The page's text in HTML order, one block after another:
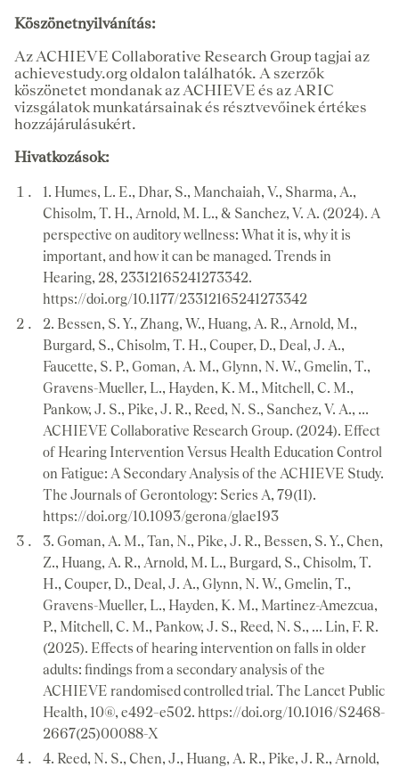
Köszönetnyilvánítás:
Az ACHIEVE Collaborative Research Group tagjai az
achievestudy.org oldalon találhatók. A szerzők
köszönetet mondanak az ACHIEVE és az ARIC
vizsgálatok munkatársainak és résztvevőinek értékes
hozzájárulásukért.
Hivatkozások:
1. Humes, L. E., Dhar, S., Manchaiah, V., Sharma, A.,
Chisolm, T. H., Arnold, M. L., & Sanchez, V. A. (2024). A
perspective on auditory wellness: What it is, why it is
important, and how it can be managed. Trends in
Hearing, 28, 23312165241273342.
https://doi.org/10.1177/23312165241273342
2. Bessen, S. Y., Zhang, W., Huang, A. R., Arnold, M.,
Burgard, S., Chisolm, T. H., Couper, D., Deal, J. A.,
Faucette, S. P., Goman, A. M., Glynn, N. W., Gmelin, T.,
Gravens-Mueller, L., Hayden, K. M., Mitchell, C. M.,
Pankow, J. S., Pike, J. R., Reed, N. S., Sanchez, V. A., …
ACHIEVE Collaborative Research Group. (2024). Effect
of Hearing Intervention Versus Health Education Control
on Fatigue: A Secondary Analysis of the ACHIEVE Study.
The Journals of Gerontology: Series A, 79(11).
https://doi.org/10.1093/gerona/glae193
3. Goman, A. M., Tan, N., Pike, J. R., Bessen, S. Y., Chen,
Z., Huang, A. R., Arnold, M. L., Burgard, S., Chisolm, T.
H., Couper, D., Deal, J. A., Glynn, N. W., Gmelin, T.,
Gravens-Mueller, L., Hayden, K. M., Martinez-Amezcua,
P., Mitchell, C. M., Pankow, J. S., Reed, N. S., … Lin, F. R.
(2025). Effects of hearing intervention on falls in older
adults: findings from a secondary analysis of the
ACHIEVE randomised controlled trial. The Lancet Public
Health, 10(6), e492–e502. https://doi.org/10.1016/S2468-
2667(25)00088-X
4. Reed, N. S., Chen, J., Huang, A. R., Pike, J. R., Arnold,